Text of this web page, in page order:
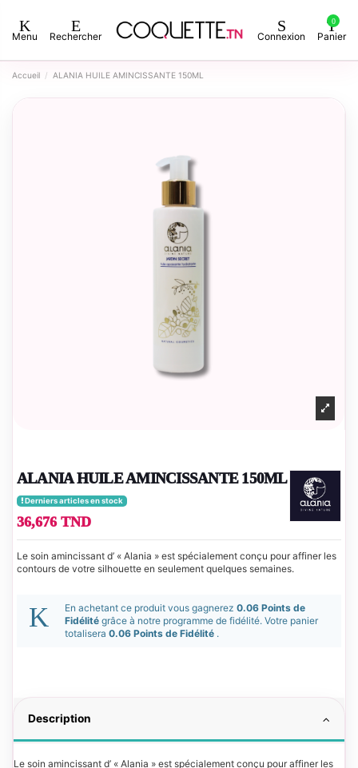
Menu Rechercher Connexion
0
Panier
Accueil ALANIA HUILE AMINCISSANTE 150ML
ALANIA HUILE AMINCISSANTE 150ML
Derniers articles en stock
36,676 TND
Le soin amincissant d’ « Alania » est spécialement conçu pour affiner les
contours de votre silhouette en seulement quelques semaines.
En achetant ce produit vous gagnerez 0.06 Points de
Fidélité grâce à notre programme de fidélité. Votre panier
totalisera 0.06 Points de Fidélité .
Description
Le soin amincissant d’ « Alania » est spécialement conçu pour affiner les